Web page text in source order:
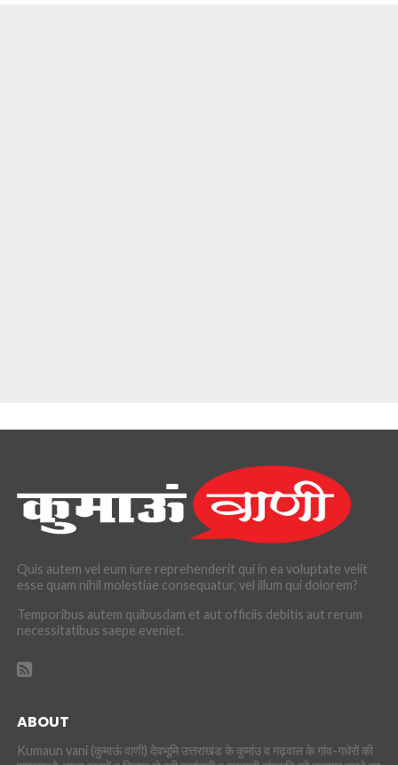
Quis autem vel eum iure reprehenderit qui in ea voluptate velit
esse quam nihil molestiae consequatur, vel illum qui dolorem?
Temporibus autem quibusdam et aut officiis debitis aut rerum
necessitatibus saepe eveniet.
ABOUT
Kumaun vani (कुमाऊं वाणी) देवभूमि उत्तराखंड के कुमांउ व गढ़वाल के गांव-गधेरों की